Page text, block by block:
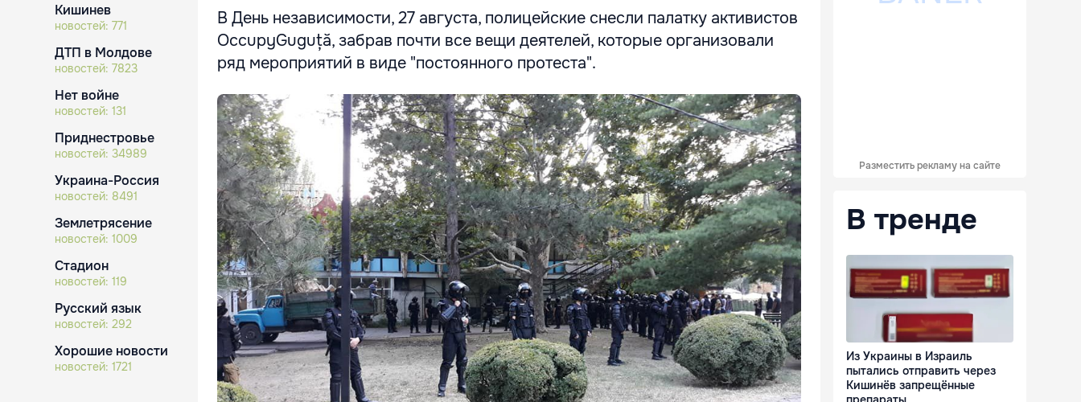
Кишинев
новостей: 771
ДТП в Молдове
новостей: 7823
Нет войне
новостей: 131
Приднестровье
новостей: 34989
Украина-Россия
новостей: 8491
Землетрясение
новостей: 1009
Стадион
новостей: 119
Русский язык
новостей: 292
Хорошие новости
новостей: 1721
В День независимости, 27 августа, полицейские снесли палатку активистов
OccupyGuguță, забрав почти все вещи деятелей, которые организовали
ряд мероприятий в виде "постоянного протеста".
Разместить рекламу на сайте
В тренде
Из Украины в Израиль
пытались отправить через
Кишинёв запрещённые